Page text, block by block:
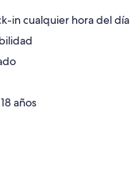
in cualquier hora del día
años